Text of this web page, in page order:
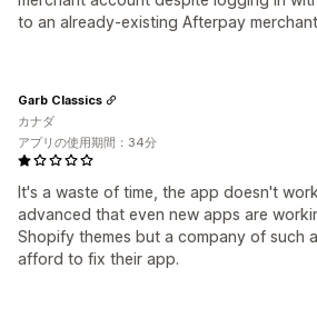
to an already-existing Afterpay
It's a waste of time, the app doesn't
advanced that even new apps are
Shopify themes but a company of such
afford to fix their app.
Garb Classics
カナダ
アプリの使用期間：34分